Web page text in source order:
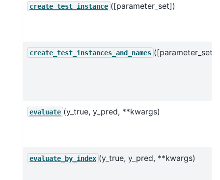
create_test_instance ([parameter_set])
create_test_instances_and_names ([parameter_set])
evaluate (y_true, y_pred, **kwargs)
evaluate_by_index (y_true, y_pred, **kwargs)